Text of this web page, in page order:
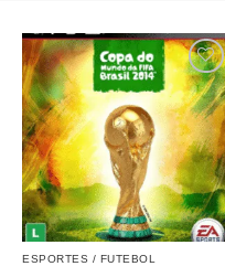
ESPORTES / FUTEBOL